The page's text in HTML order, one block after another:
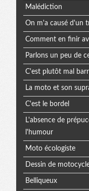
extra
Malédiction
On m'a causé d'un
Comment en finir
Parlons un peu de
C'est plutôt mal
La moto et son
C'est le bordel
L'absence de
l'humour
Moto écologiste
Dessin de
Belliqueux